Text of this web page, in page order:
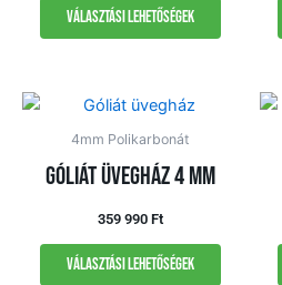
Választási lehetőségek
4mm Polikarbonát
Góliát üvegház 4 mm
359 990 Ft
Választási lehetőségek